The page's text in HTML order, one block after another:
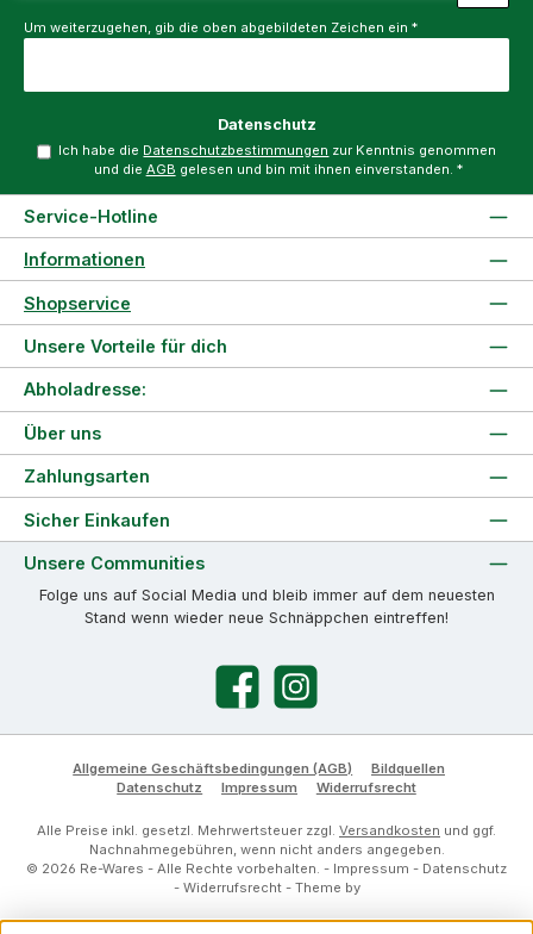
Um weiterzugehen, gib die oben abgebildeten Zeichen ein *
Datenschutz
Ich habe die Datenschutzbestimmungen zur Kenntnis genommen
und die AGB gelesen und bin mit ihnen einverstanden. *
Service-Hotline
Informationen
Shopservice
Unsere Vorteile für dich
Über uns
Zahlungsarten
Abholadresse:
Sicher Einkaufen
Unsere Communities
Folge uns auf Social Media und bleib immer auf dem neuesten
Stand wenn wieder neue Schnäppchen eintreffen!
FacebookInstagram
Allgemeine Geschäftsbedingungen (AGB)
Bildquellen
Datenschutz
Impressum Widerrufsrecht
Alle Preise inkl. gesetzl. Mehrwertsteuer zzgl. Versandkosten und ggf.
Nachnahmegebühren, wenn nicht anders angegeben.
© 2026 Re-Wares - Alle Rechte vorbehalten. - Impressum - Datenschutz
- Widerrufsrecht- Theme by